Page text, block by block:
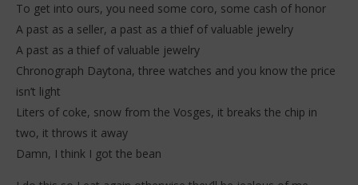
To get into ours, you need some coro, some cash of honor
A past as a seller, a past as a thief of valuable jewelry
A past as a thief of valuable jewelry
Chronograph Daytona, three watches and you know the price
isn’t light
Liters of coke, snow from the Vosges, it breaks the chip in
two, it throws it away
Damn, I think I got the bean